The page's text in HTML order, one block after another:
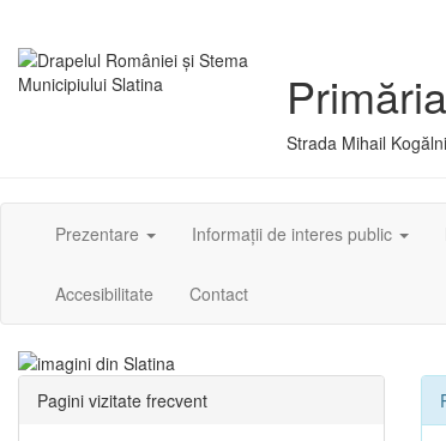
Strada Mihail
Prezentare Informații de interes public
Accesibilitate Contact
Pagini vizitate frecvent